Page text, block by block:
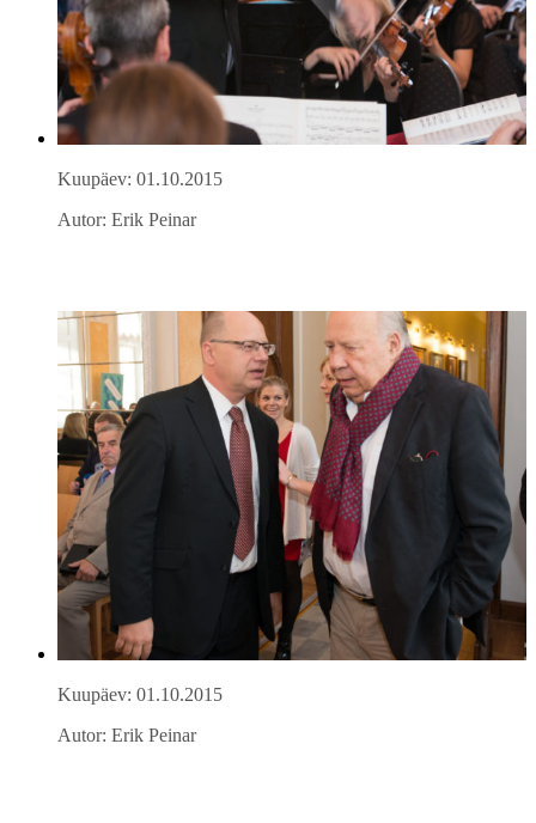
Kuupäev: 01.10.2015
Autor: Erik Peinar
Kuupäev: 01.10.2015
Autor: Erik Peinar